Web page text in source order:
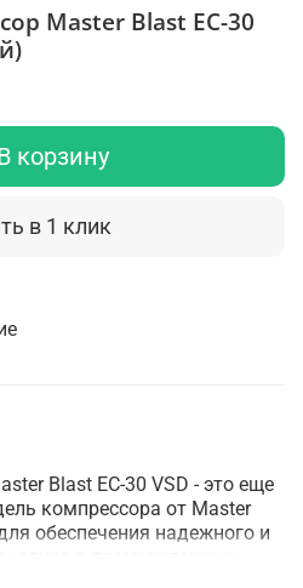
Master Blast EC-30
корзину
в 1 клик
Blast EC-30 VSD - это еще
компрессора от Master
обеспечения надежного и
в промышленных
винтового